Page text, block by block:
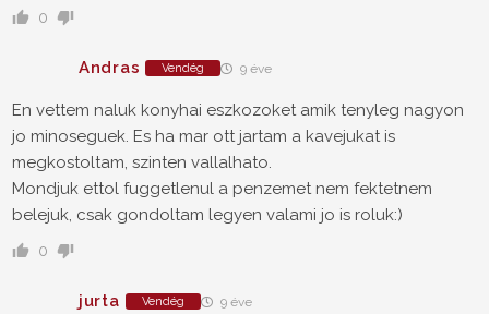
0
Andras Vendég 9 éve
En vettem naluk konyhai eszkozoket amik tenyleg nagyon
jo minoseguek. Es ha mar ott jartam a kavejukat is
megkostoltam, szinten vallalhato.
Mondjuk ettol fuggetlenul a penzemet nem fektetnem
belejuk, csak gondoltam legyen valami jo is roluk:)
0
jurta Vendég 9 éve